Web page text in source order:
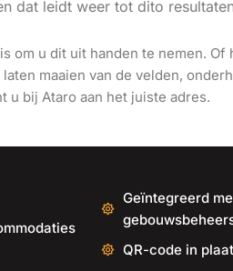
dat leidt weer tot dito
om u dit uit handen te nemen.
maaien van de velden,
u bij Ataro aan het juiste adres.
Geïntegreerd
QR-code in